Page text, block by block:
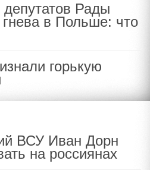
Рады
в Польше: что
горькую
ВСУ Иван Дорн
на россиянах